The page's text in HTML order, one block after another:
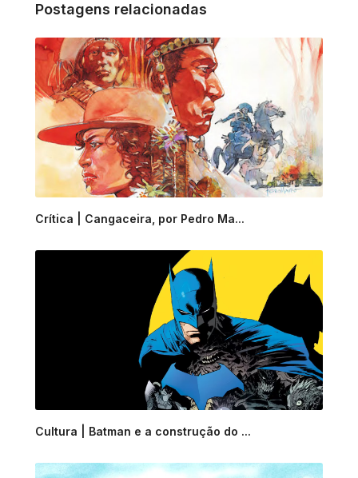
Postagens relacionadas
Crítica | Cangaceira, por Pedro Ma...
Cultura | Batman e a construção do ...